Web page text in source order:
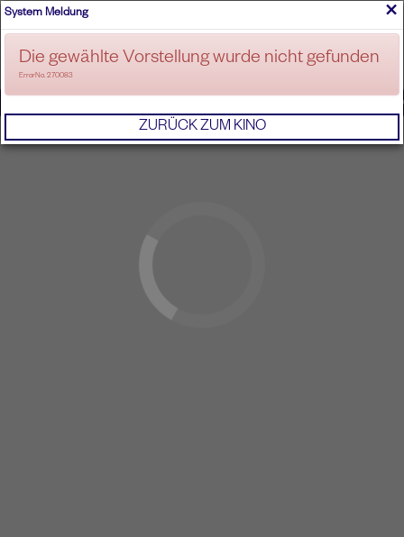
ANMELDEN
×
System Meldung
Die gewählte Vorstellung wurde nicht gefunden
ErrorNo. 270083
ZURÜCK ZUM KINO